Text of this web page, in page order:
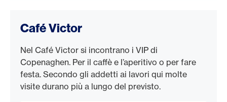
Café Victor
Nel Café Victor si incontrano i VIP di
Copenaghen. Per il caffè e l’aperitivo o per fare
festa. Secondo gli addetti ai lavori qui molte
visite durano più a lungo del previsto.